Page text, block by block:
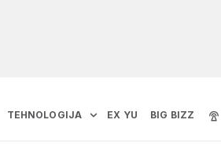
TEHNOLOGIJA EX YU BIG BIZZ